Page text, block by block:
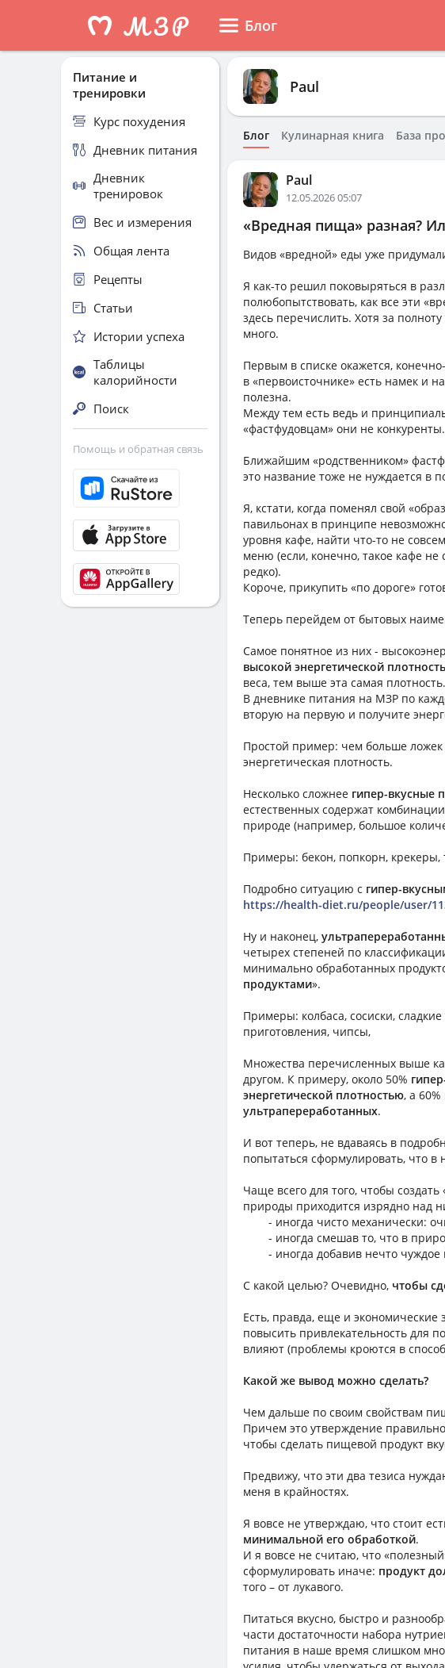
Блог
Paul
Блог Кулинарная книга База
Paul
12.05.2026 05:07
«Вредная пища» разная?
Видов «вредной» еды уже
Я как-то решил поковыряться в
полюбопытствовать, как все эти
здесь перечислить. Хотя за
много.
Первым в списке окажется,
в «первоисточнике» есть намек и
полезна.
Между тем есть ведь и
«фастфудовцам» они не конкуренты.
Ближайшим «родственником»
это название тоже не нуждается в
Я, кстати, когда поменял свой
павильонах в принципе
уровня кафе, найти что-то не
меню (если, конечно, такое кафе не
редко).
Короче, прикупить «по дороге»
Теперь перейдем от бытовых
Самое понятное из них -
высокой энергетической
веса, тем выше эта самая плотность.
В дневнике питания на МЗР по
вторую на первую и получите
Простой пример: чем больше
энергетическая плотность.
Несколько сложнее гипер-вкусные
естественных содержат
природе (например, большое
Примеры: бекон, попкорн,
Подробно ситуацию с гипер-
https://health-diet.ru/people/user/
Ну и наконец,
четырех степеней по
минимально обработанных
продуктами».
Примеры: колбаса, сосиски,
приготовления, чипсы,
Множества перечисленных выше
другом. К примеру, около 50%
энергетической плотностью, а 60%
ультрапереработанных.
И вот теперь, не вдаваясь в
попытаться сформулировать, что в
Чаще всего для того, чтобы
природы приходится изрядно над
- иногда чисто механически:
- иногда смешав то, что в
- иногда добавив нечто чуждое
С какой целью? Очевидно, чтобы
Есть, правда, еще и
повысить привлекательность для
влияют (проблемы кроются в
Какой же вывод можно сделать?
Чем дальше по своим свойствам
Причем это утверждение
чтобы сделать пищевой продукт
Предвижу, что эти два тезиса
меня в крайностях.
Я вовсе не утверждаю, что стоит
минимальной его обработкой.
И я вовсе не считаю, что
сформулировать иначе: продукт
того – от лукавого.
Питаться вкусно, быстро и
части достаточности набора
питания в наше время слишком
Питание и
тренировки
Курс похудения
Дневник питания
Дневник
тренировок
Вес и измерения
Общая лента
Рецепты
Статьи
Истории успеха
Таблицы
калорийности
Поиск
Помощь и обратная связь